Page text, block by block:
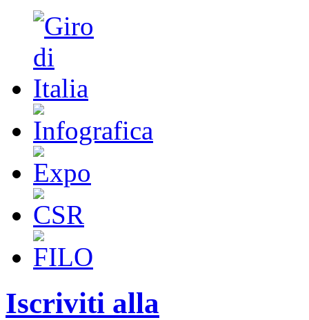
Iscriviti alla